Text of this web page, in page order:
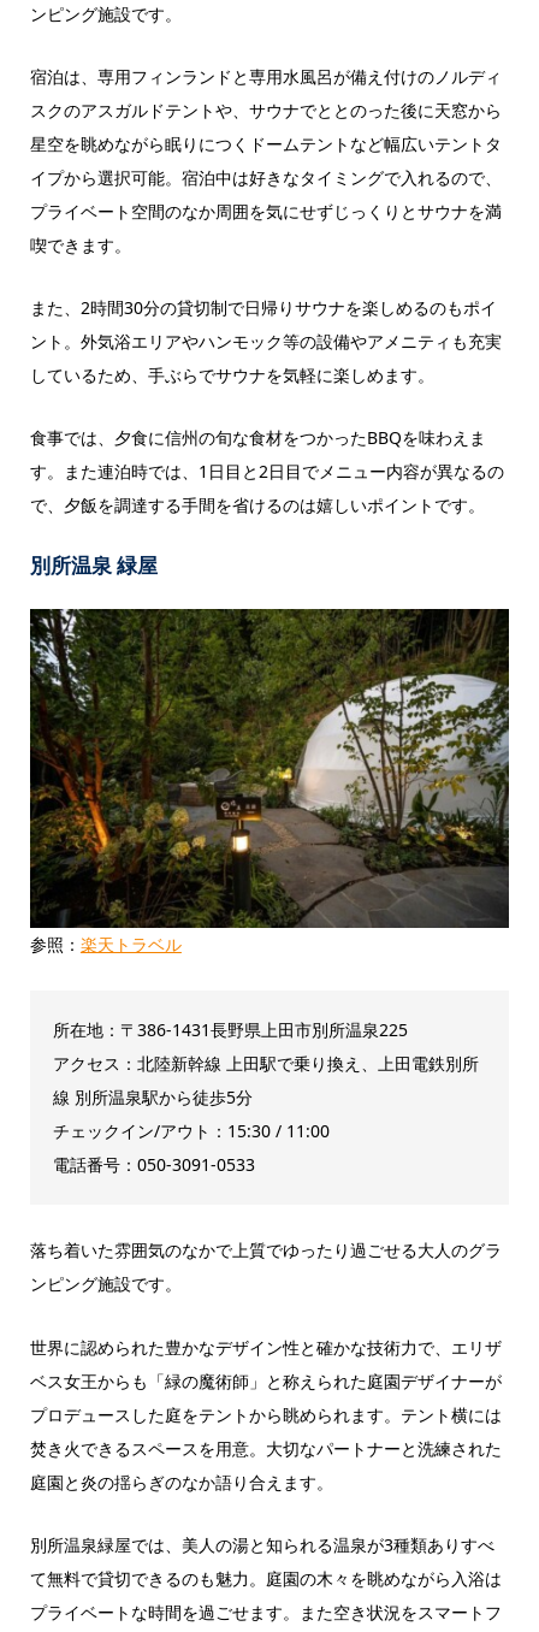
ンピング施設です。
宿泊は、専用フィンランドと専用水風呂が備え付けのノルディ
スクのアスガルドテントや、サウナでととのった後に天窓から
星空を眺めながら眠りにつくドームテントなど幅広いテントタ
イプから選択可能。宿泊中は好きなタイミングで入れるので、
プライベート空間のなか周囲を気にせずじっくりとサウナを満
喫できます。
また、2時間30分の貸切制で日帰りサウナを楽しめるのもポイ
ント。外気浴エリアやハンモック等の設備やアメニティも充実
しているため、手ぶらでサウナを気軽に楽しめます。
食事では、夕食に信州の旬な食材をつかったBBQを味わえま
す。また連泊時では、1日目と2日目でメニュー内容が異なるの
で、夕飯を調達する手間を省けるのは嬉しいポイントです。
別所温泉 緑屋
参照： 楽天トラベル
所在地：〒386-1431長野県上田市別所温泉225
アクセス：北陸新幹線 上田駅で乗り換え、上田電鉄別所
線 別所温泉駅から徒歩5分
チェックイン/アウト：15:30 / 11:00
電話番号：050-3091-0533
落ち着いた雰囲気のなかで上質でゆったり過ごせる大人のグラ
ンピング施設です。
世界に認められた豊かなデザイン性と確かな技術力で、エリザ
ベス女王からも「緑の魔術師」と称えられた庭園デザイナーが
プロデュースした庭をテントから眺められます。テント横には
焚き火できるスペースを用意。大切なパートナーと洗練された
庭園と炎の揺らぎのなか語り合えます。
別所温泉緑屋では、美人の湯と知られる温泉が3種類ありすべ
て無料で貸切できるのも魅力。庭園の木々を眺めながら入浴は
プライベートな時間を過ごせます。また空き状況をスマートフ